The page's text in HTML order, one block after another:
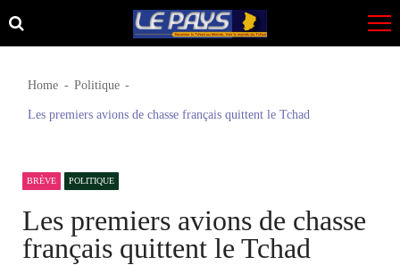
Skip
to
Skip
to
Home Politique
Les premiers avions de chasse français quittent le Tchad
BRÈVE POLITIQUE
Les premiers avions de chasse
français quittent le Tchad